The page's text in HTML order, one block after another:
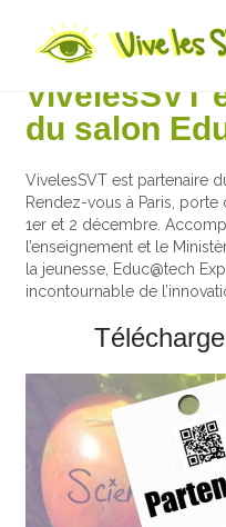
Au jour le jour
VivelesSVT
du salon
VivelesSVT est partenaire
Rendez-vous à Paris,
1er et 2 décembre.
l’enseignement et le
la jeunesse, Educ@tech
incontournable de